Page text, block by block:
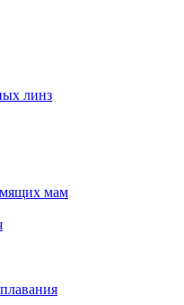
линз
мам